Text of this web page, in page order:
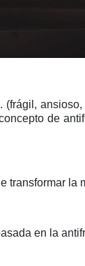
de
transformar
en la